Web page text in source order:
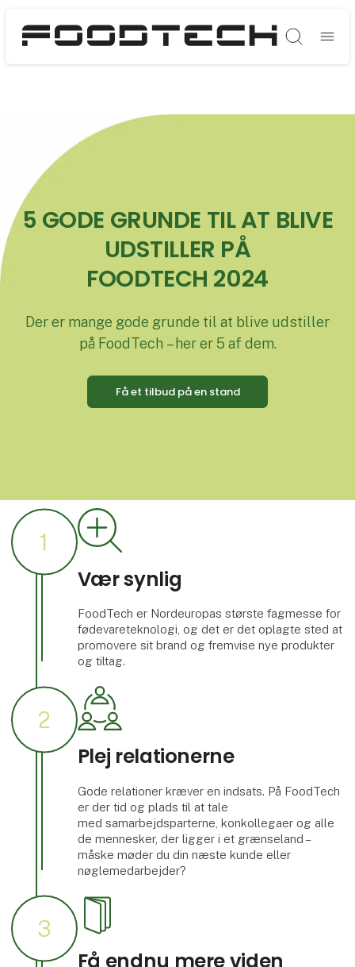
Søg
5 GODE GRUNDE TIL AT BLIVE
UDSTILLER PÅ
FOODTECH 2024
Der er mange gode grunde til at blive udstiller
på FoodTech – her er 5 af dem.
Få et tilbud på en stand
1
Vær synlig
FoodTech er Nordeuropas største fagmesse for
fødevareteknologi, og det er det oplagte sted at
promovere sit brand og fremvise nye produkter
og tiltag.
2
Plej relationerne
Gode relationer kræver en indsats. På FoodTech
er der tid og plads til at tale
med samarbejdsparterne, konkollegaer og alle
de mennesker, der ligger i et grænseland –
måske møder du din næste kunde eller
nøglemedarbejder?
3
Få endnu mere viden